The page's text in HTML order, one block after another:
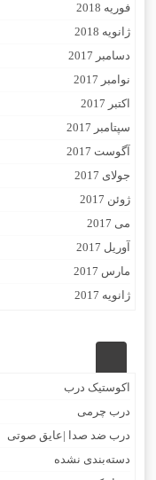
فوریه 2018
ژانویه 2018
دسامبر 2017
نوامبر 2017
اکتبر 2017
سپتامبر 2017
آگوست 2017
جولای 2017
ژوئن 2017
می 2017
آوریل 2017
مارس 2017
ژانویه 2017
اکوستیک درب
درب چرمی
درب ضد صدا |عایق صوتی
دسته‌بندی نشده